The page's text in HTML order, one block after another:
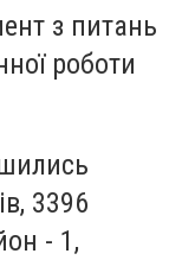
з питань
роботи
3396
- 1,